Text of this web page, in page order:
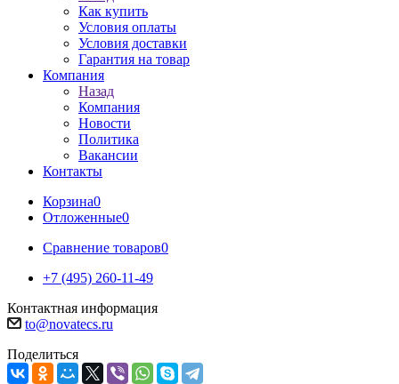
Как купить
Условия оплаты
Условия доставки
Гарантия на товар
Компания
Назад
Компания
Новости
Политика
Вакансии
Контакты
Корзина0
Отложенные0
Сравнение товаров0
+7 (495) 260-11-49
Контактная информация
to@novatecs.ru
Поделиться